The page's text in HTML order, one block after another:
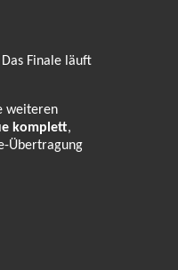
Finale läuft
weiteren
komplett,
Übertragung